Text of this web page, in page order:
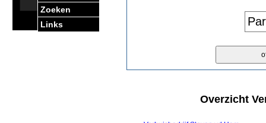
Zoeken
Links
Overzicht